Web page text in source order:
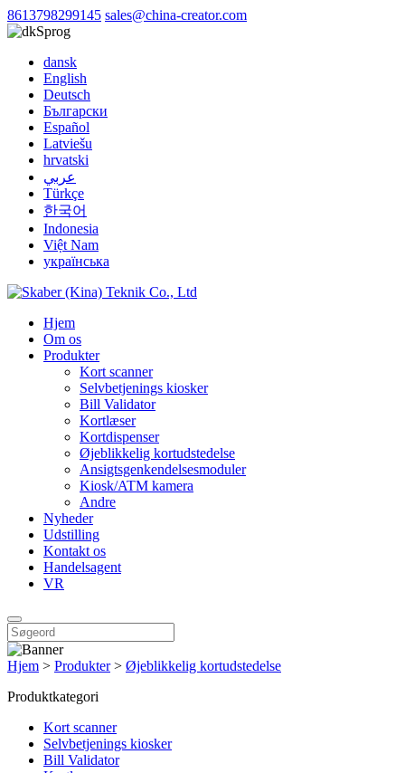
8613798299145 sales@china-creator.com
Sprog
dansk
English
Deutsch
Български
Español
Latviešu
hrvatski
عربي
Türkçe
한국어
Indonesia
Việt Nam
українська
Hjem
Om os
Produkter
Kort scanner
Selvbetjenings kiosker
Bill Validator
Kortlæser
Kortdispenser
Øjeblikkelig kortudstedelse
Ansigtsgenkendelsesmoduler
Kiosk/ATM kamera
Andre
Nyheder
Udstilling
Kontakt os
Handelsagent
VR
Hjem > Produkter> Øjeblikkelig kortudstedelse
Produktkategori
Kort scanner
Selvbetjenings kiosker
Bill Validator